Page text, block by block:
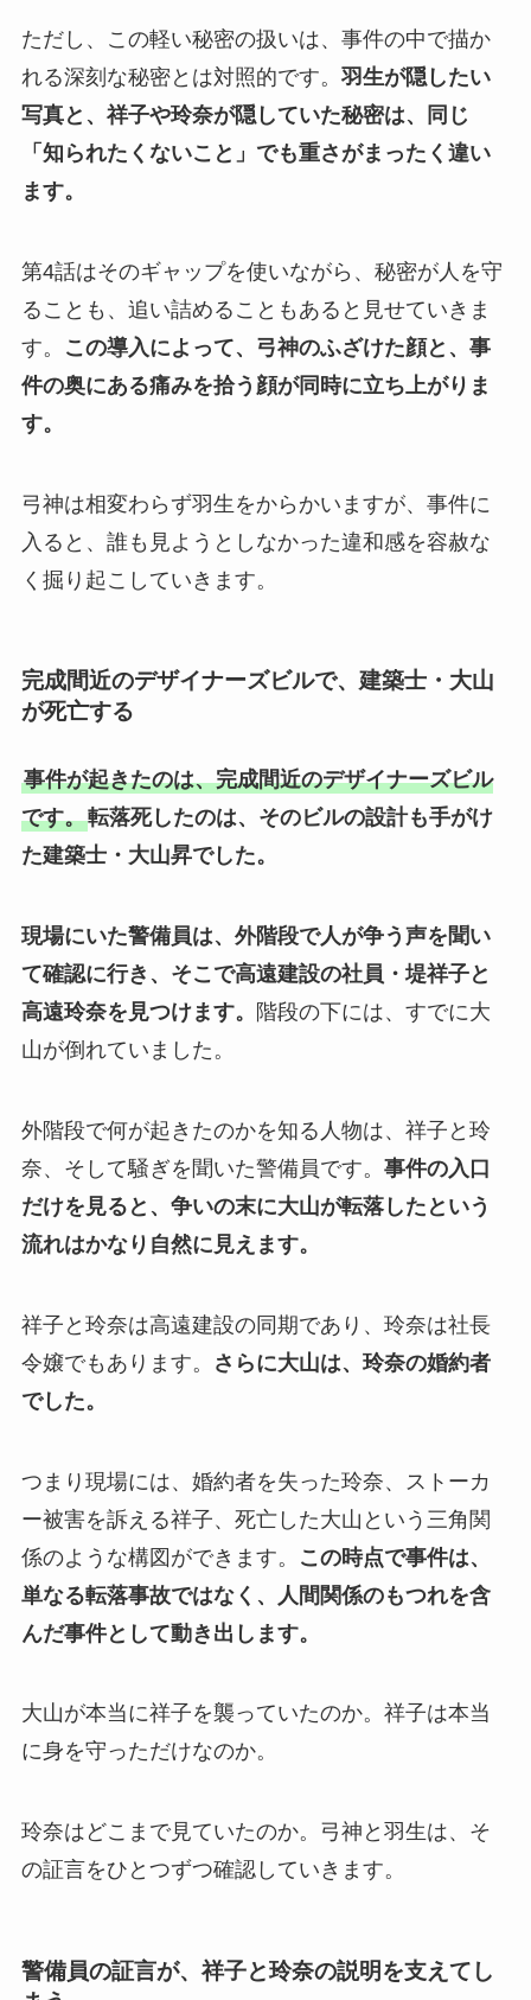
ただし、この軽い秘密の扱いは、事件の中で描か
れる深刻な秘密とは対照的です。 羽生が隠したい
写真と、祥子や玲奈が隠していた秘密は、同じ
「知られたくないこと」でも重さがまったく違い
ます。
第4話はそのギャップを使いながら、秘密が人を守
ることも、追い詰めることもあると見せていきま
す。
この導入によって、弓神のふざけた顔と、事
件の奥にある痛みを拾う顔が同時に立ち上がりま
す。
弓神は相変わらず羽生をからかいますが、事件に
入ると、誰も見ようとしなかった違和感を容赦な
く掘り起こしていきます。
完成間近のデザイナーズビルで、建築士・大山
が死亡する
事件が起きたのは、完成間近のデザイナーズビル
です。転落死したのは、そのビルの設計も手がけ
た建築士・大山昇でした。
現場にいた警備員は、外階段で人が争う声を聞い
て確認に行き、そこで高遠建設の社員・堤祥子と
高遠玲奈を見つけます。
階段の下には、すでに大
山が倒れていました。
外階段で何が起きたのかを知る人物は、祥子と玲
奈、そして騒ぎを聞いた警備員です。 事件の入口
だけを見ると、争いの末に大山が転落したという
流れはかなり自然に見えます。
祥子と玲奈は高遠建設の同期であり、玲奈は社長
令嬢でもあります。
さらに大山は、玲奈の婚約者
でした。
つまり現場には、婚約者を失った玲奈、ストーカ
ー被害を訴える祥子、死亡した大山という三角関
係のような構図ができます。
この時点で事件は、
単なる転落事故ではなく、人間関係のもつれを含
んだ事件として動き出します。
大山が本当に祥子を襲っていたのか。祥子は本当
に身を守っただけなのか。
玲奈はどこまで見ていたのか。弓神と羽生は、そ
の証言をひとつずつ確認していきます。
警備員の証言が、祥子と玲奈の説明を支えてし